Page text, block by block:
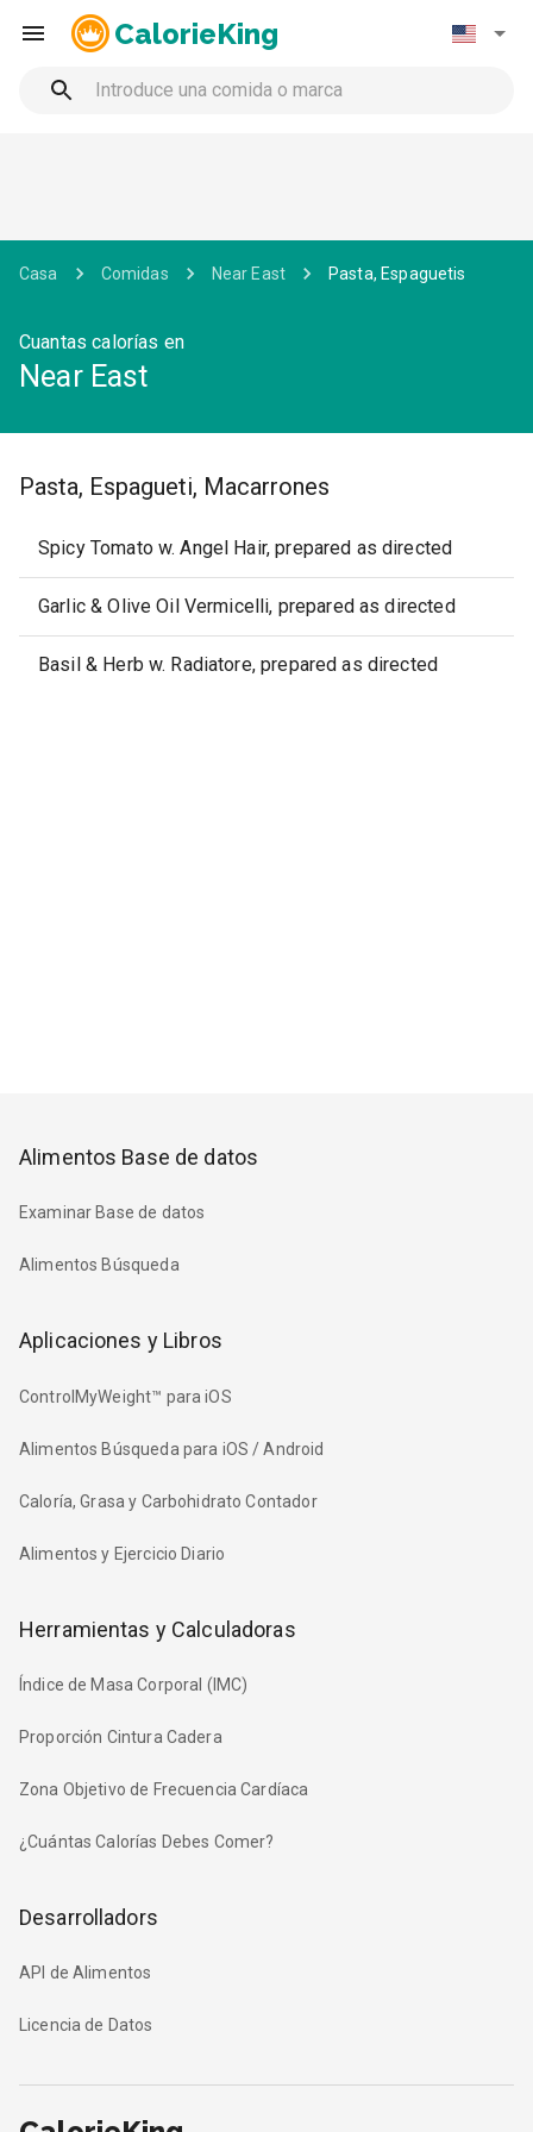
CalorieKing
Casa Comidas Near East Pasta, Espaguetis
Cuantas calorías en
Near East
Pasta, Espagueti, Macarrones
Spicy Tomato w. Angel Hair, prepared as directed
Garlic & Olive Oil Vermicelli, prepared as directed
Basil & Herb w. Radiatore, prepared as directed
Alimentos Base de datos
Examinar Base de datos
Alimentos Búsqueda
Aplicaciones y Libros
ControlMyWeight™ para iOS
Alimentos Búsqueda para iOS / Android
Caloría, Grasa y Carbohidrato Contador
Alimentos y Ejercicio Diario
Herramientas y Calculadoras
Índice de Masa Corporal (IMC)
Proporción Cintura Cadera
Zona Objetivo de Frecuencia Cardíaca
¿Cuántas Calorías Debes Comer?
Desarrolladors
API de Alimentos
Licencia de Datos